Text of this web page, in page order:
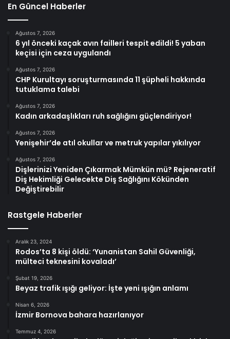
En Güncel Haberler
Ağustos 7, 2026
6 yıl önceki kaçak avın failleri tespit edildi! 5 yaban
keçisi için ceza uygulandı
Ağustos 7, 2026
CHP Kurultayı soruşturmasında 11 şüpheli hakkında
tutuklama talebi
Ağustos 7, 2026
Kadın arkadaşlıkları ruh sağlığını güçlendiriyor!
Ağustos 7, 2026
Yenişehir’de atıl okullar ve metruk yapılar yıkılıyor
Ağustos 7, 2026
Dişlerinizi Yeniden Çıkarmak Mümkün mü? Rejeneratif
Diş Hekimliği Gelecekte Diş Sağlığını Kökünden
Değiştirebilir
Rastgele Haberler
Aralık 23, 2024
Rodos’ta 8 kişi öldü: ‘Yunanistan Sahil Güvenliği,
mülteci teknesini kovaladı’
Şubat 19, 2026
Beyaz trafik ışığı geliyor: İşte yeni ışığın anlamı
Nisan 6, 2026
İzmir Bornova bahara hazırlanıyor
Temmuz 4, 2026